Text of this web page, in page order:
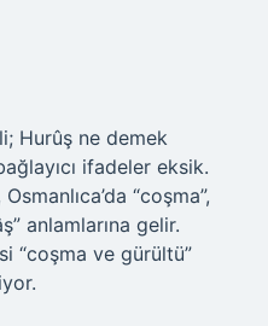
Hurûş ne demek
ifadeler eksik.
“coşma”,
anlamlarına gelir.
“coşma ve gürültü”